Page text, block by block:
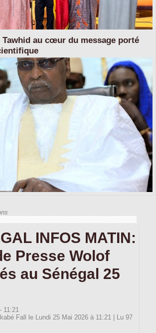
Tawhid au cœur du message porté
INFOS MATIN:
Presse Wolof
au Sénégal 25
11:21
Fall le Lundi 25 Mai 2026 à 11:21 | Lu 97